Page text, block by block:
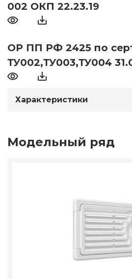
002 ОКП 22.23.19
ОР ПП РФ 2425 по
ТУ002,ТУ003,ТУ004
Характеристики
Модельный ряд